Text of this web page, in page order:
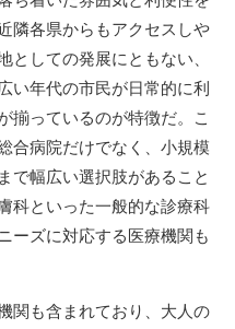
隣各県からもアクセスしや
しての発展にともない、
い年代の市民が日常的に利
揃っているのが特徴だ。こ
合病院だけでなく、小規模
で幅広い選択肢があること
科といった一般的な診療科
ーズに対応する医療機関も
関も含まれており、大人の